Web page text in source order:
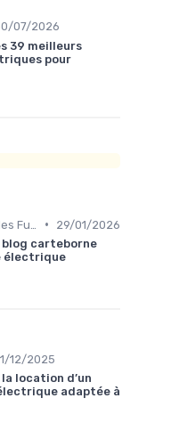
07/2026
39 meilleurs
pour
•
29/01/2026
blog carteborne
électrique
12/2025
location d’un
adaptée à